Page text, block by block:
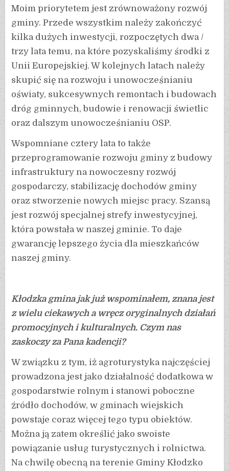
Moim priorytetem jest zrównoważony rozwój
gminy. Przede wszystkim należy zakończyć
kilka dużych inwestycji, rozpoczętych dwa /
trzy lata temu, na które pozyskaliśmy środki z
Unii Europejskiej. W kolejnych latach należy
skupić się na rozwoju i unowocześnianiu
oświaty, sukcesywnych remontach i budowach
dróg gminnych, budowie i renowacji świetlic
oraz dalszym unowocześnianiu OSP.
Wspomniane cztery lata to także
przeprogramowanie rozwoju gminy z budowy
infrastruktury na nowoczesny rozwój
gospodarczy, stabilizację dochodów gminy
oraz stworzenie nowych miejsc pracy. Szansą
jest rozwój specjalnej strefy inwestycyjnej,
która powstała w naszej gminie. To daje
gwarancję lepszego życia dla mieszkańców
naszej gminy.
Kłodzka gmina jak już wspominałem, znana jest
z wielu ciekawych a wręcz oryginalnych działań
promocyjnych i kulturalnych. Czym nas
zaskoczy za Pana kadencji?
W związku z tym, iż agroturystyka najczęściej
prowadzona jest jako działalność dodatkowa w
gospodarstwie rolnym i stanowi poboczne
źródło dochodów, w gminach wiejskich
powstaje coraz więcej tego typu obiektów.
Można ją zatem określić jako swoiste
powiązanie usług turystycznych i rolnictwa.
Na chwilę obecną na terenie Gminy Kłodzko